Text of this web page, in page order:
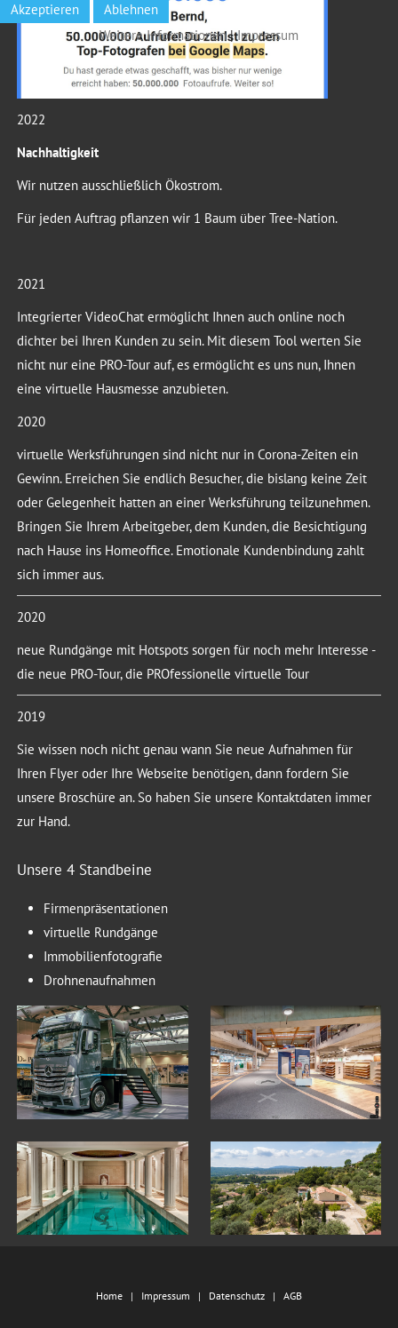
2022
Nachhaltigkeit
Wir nutzen ausschließlich Ökostrom.
Für jeden Auftrag pflanzen wir 1 Baum über Tree-Nation.
2021
Integrierter VideoChat ermöglicht Ihnen auch online noch
dichter bei Ihren Kunden zu sein. Mit diesem Tool werten Sie
nicht nur eine PRO-Tour auf, es ermöglicht es uns nun, Ihnen
eine virtuelle Hausmesse anzubieten.
2020
virtuelle Werksführungen sind nicht nur in Corona-Zeiten ein
Gewinn. Erreichen Sie endlich Besucher, die bislang keine Zeit
oder Gelegenheit hatten an einer Werksführung teilzunehmen.
Bringen Sie Ihrem Arbeitgeber, dem Kunden, die Besichtigung
nach Hause ins Homeoffice. Emotionale Kundenbindung zahlt
sich immer aus.
2020
neue Rundgänge mit Hotspots sorgen für noch mehr Interesse -
die neue PRO-Tour, die PROfessionelle virtuelle Tour
2019
Sie wissen noch nicht genau wann Sie neue Aufnahmen für
Ihren Flyer oder Ihre Webseite benötigen, dann fordern Sie
unsere Broschüre an. So haben Sie unsere Kontaktdaten immer
zur Hand.
Unsere 4 Standbeine
Firmenpräsentationen
virtuelle Rundgänge
Immobilienfotografie
Drohnenaufnahmen
Home Impressum Datenschutz AGB
Akzeptieren
Ablehnen
Weitere Informationen|Impressum